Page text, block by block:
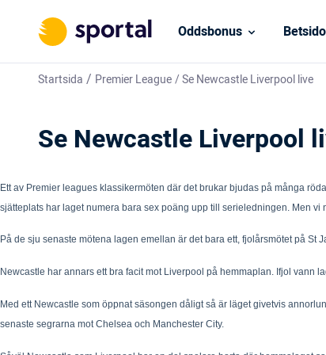
Oddsbonus
Startsida / Premier League/Se Newcastle Liverpool live
Se Newcastle Liverpool
Ett av Premier leagues klassikermöten där det brukar bjudas på många
sjätteplats har laget numera bara sex poäng upp till serieledningen. Men
På de sju senaste mötena lagen emellan är det bara ett, fjolårsmötet på St
Newcastle har annars ett bra facit mot Liverpool på hemmaplan. Ifjol vann
Med ett Newcastle som öppnat säsongen dåligt så är läget givetvis
senaste segrarna mot Chelsea och Manchester City.